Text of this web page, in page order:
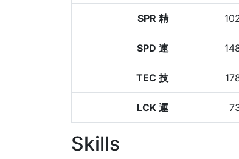
SPR 精
SPD 速
TEC 技
LCK 運
Skills